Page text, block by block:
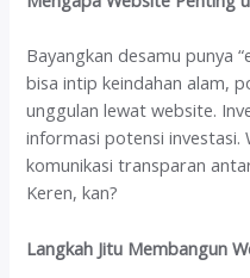
Bayangkan desamu punya
bisa intip keindahan alam,
unggulan lewat website.
informasi potensi
komunikasi transparan
Keren, kan?
Langkah Jitu Membangun